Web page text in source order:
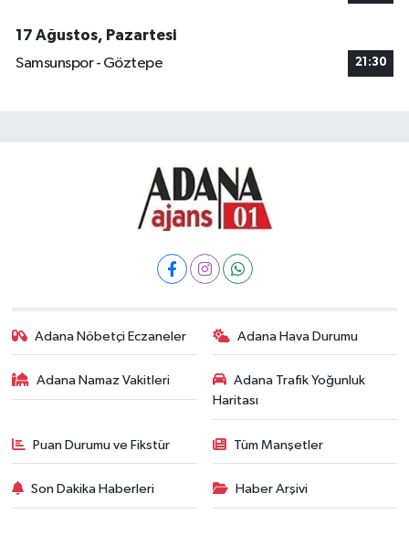
17 Ağustos, Pazartesi
Samsunspor - Göztepe
21:30
Adana Nöbetçi Eczaneler Adana Hava Durumu
Adana Namaz Vakitleri
Adana Trafik Yoğunluk
Haritası
Puan Durumu ve Fikstür Tüm Manşetler
Son Dakika Haberleri Haber Arşivi